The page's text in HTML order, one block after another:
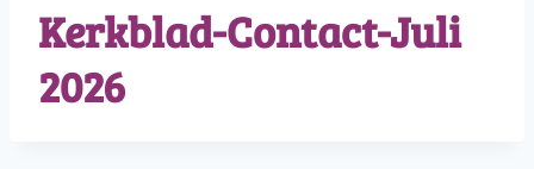
Kerkblad-Contact-Juli
2026